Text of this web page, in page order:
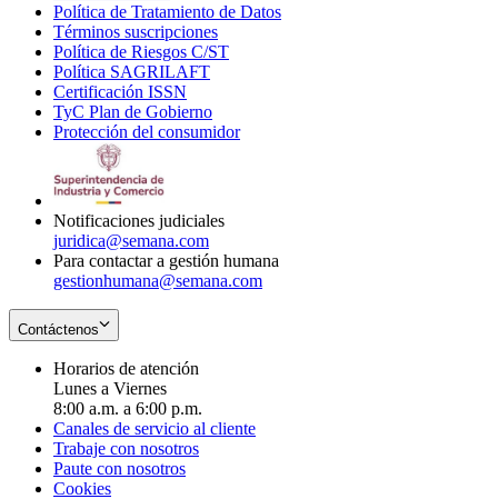
in
new
window
Política de Tratamiento de Datos
Términos suscripciones
in
Política de Riesgos C/ST
Política SAGRILAFT
new
window
Certificación ISSN
in
new
TyC Plan de Gobierno
in
Protección del consumidorOpens
Notificaciones judiciales
juridica@semana.com
Para contactar a gestión humana
gestionhumana@semana.com
Contáctenos
Horarios de atención
Lunes a Viernes
8:00 a.m. a 6:00 p.m.
Canales de servicio al cliente
Trabaje con nosotros
Paute con nosotros
Cookies